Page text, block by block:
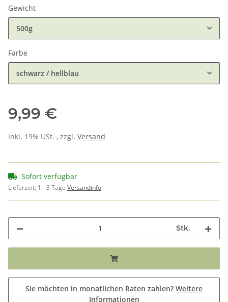
Gewicht
500g
Farbe
schwarz / hellblau
9,99 €
inkl. 19% USt. , zzgl. Versand
Sofort verfügbar
Lieferzeit: 1 - 3 Tage Versandinfo
Stk.
Sie möchten in monatlichen Raten zahlen? Weitere
Informationen